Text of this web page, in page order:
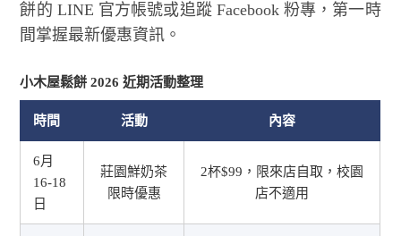
餅的 LINE 官方帳號或追蹤 Facebook 粉專，第一時
間掌握最新優惠資訊。
小木屋鬆餅 2026 近期活動整理
時間 活動 內容
6月
16-18
日
莊園鮮奶茶
限時優惠
2杯$99，限來店自取，校園
店不適用